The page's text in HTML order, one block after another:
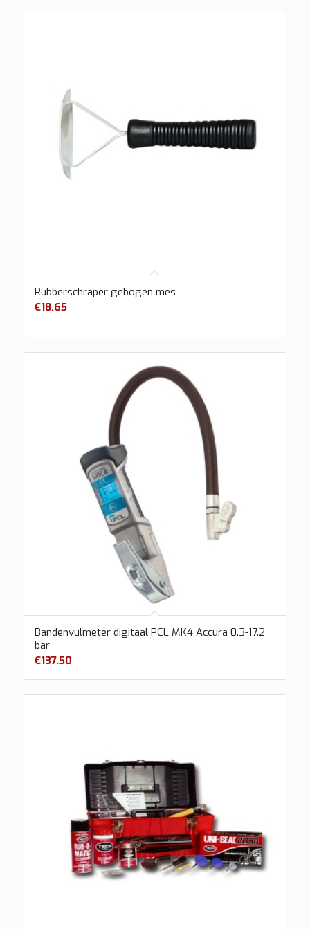
Rubberschraper gebogen mes
€18.65
Bandenvulmeter digitaal PCL MK4 Accura 0.3-17.2
bar
€137.50